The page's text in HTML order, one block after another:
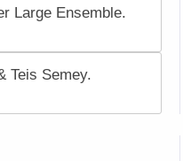
Large Ensemble.
Teis Semey.